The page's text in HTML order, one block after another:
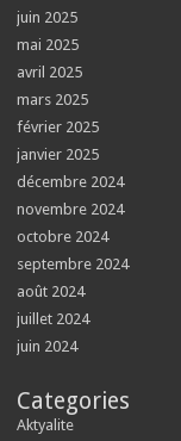
juin 2025
mai 2025
avril 2025
mars 2025
février 2025
janvier 2025
décembre 2024
novembre 2024
octobre 2024
septembre 2024
août 2024
juillet 2024
juin 2024
Categories
Aktyalite